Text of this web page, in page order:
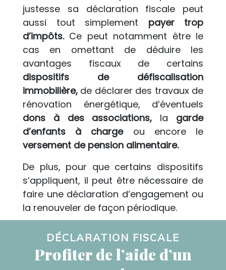
justesse sa déclaration fiscale peut
aussi tout simplement payer trop
d’impôts.Ce peut notamment être le
cas en omettant de déduire les
avantages fiscaux de certains
dispositifs de défiscalisation
immobilière, de déclarer des travaux de
rénovation énergétique, d’éventuels
dons à des associations, la garde
d’enfants à chargeou encore le
versement de pension alimentaire.
De plus, pour que certains dispositifs
s’appliquent, il peut être nécessaire de
faire une déclaration d’engagement ou
la renouveler de façon périodique.
DÉCLARATION FISCALE
Profiter de l’aide d’un